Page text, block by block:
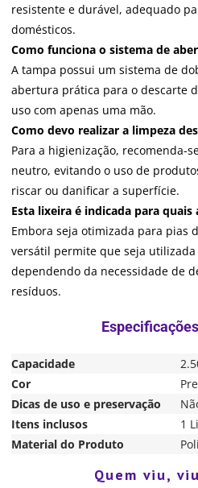
resistente e durável, adequado
domésticos.
Como funciona o sistema de
A tampa possui um sistema de
abertura prática para o descarte
uso com apenas uma mão.
Como devo realizar a limpeza
Para a higienização, recomenda-
neutro, evitando o uso de
riscar ou danificar a superfície.
Esta lixeira é indicada para quais
Embora seja otimizada para pias
versátil permite que seja
dependendo da necessidade de
resíduos.
Capacidade
Cor
Dicas de uso e preservação
Itens inclusos
1
Material do Produto
Quem viu,